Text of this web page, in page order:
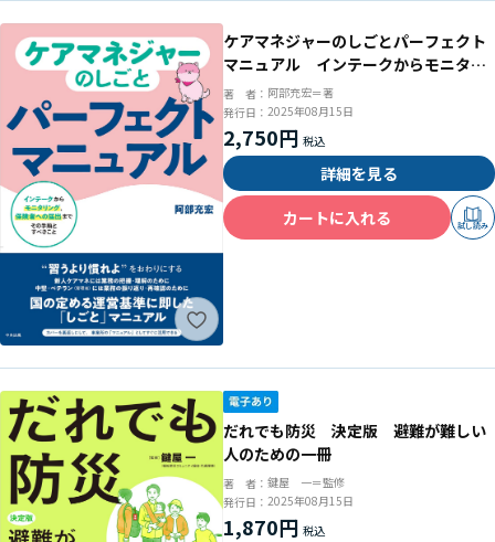
ケアマネジャーのしごとパーフェクト
マニュアル インテークからモニタリ
ング、保険者への届出まで その手順
とすべきこと
著 者： 阿部充宏＝著
発行日： 2025年08月15日
2,750円
詳細を見る
カートに入れる
試し読み
だれでも防災 決定版 避難が難しい
人のための一冊
著 者： 鍵屋 一＝監修
発行日： 2025年08月15日
1,870円